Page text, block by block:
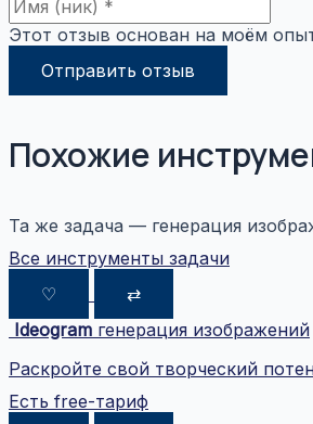
Этот отзыв основан на моём
Отправить отзыв
Похожие
Та же задача — генерация
Все инструменты задачи
♡
⇄
Ideogram генерация изображений
Раскройте свой творческий
Есть free-тариф